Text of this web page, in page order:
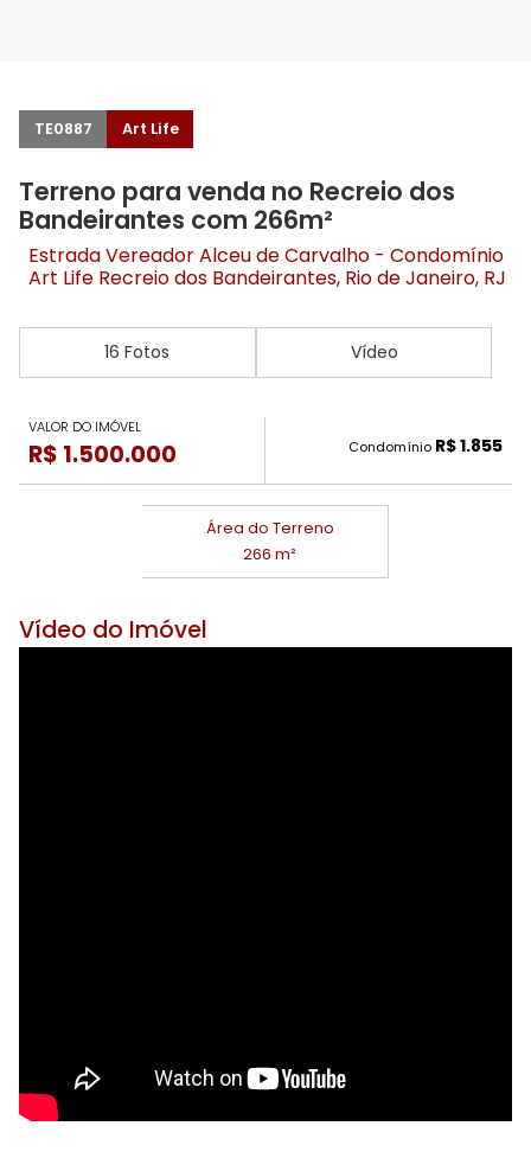
TE0887 Art Life
Terreno para venda no Recreio dos
Bandeirantes com 266m²
Estrada Vereador Alceu de Carvalho - Condomínio
Art Life Recreio dos Bandeirantes, Rio de Janeiro, RJ
16 Fotos Vídeo
VALOR DO IMÓVEL
R$ 1.500.000 Condomínio R$ 1.855
Área do Terreno
266 m²
Vídeo do Imóvel